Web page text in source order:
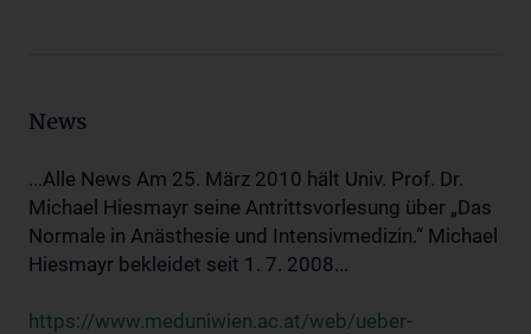
News
...Alle News Am 25. März 2010 hält Univ. Prof. Dr.
Michael Hiesmayr seine Antrittsvorlesung über „Das
Normale in Anästhesie und Intensivmedizin.“ Michael
Hiesmayr bekleidet seit 1. 7. 2008...
https://www.meduniwien.ac.at/web/ueber-